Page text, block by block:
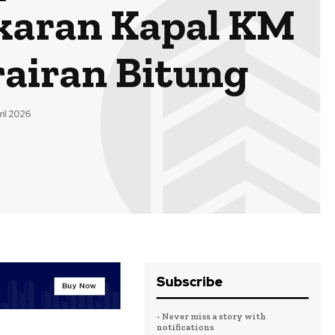
Kapal KM
Bitung
2026
Subscribe
- Never miss a story with
notifications